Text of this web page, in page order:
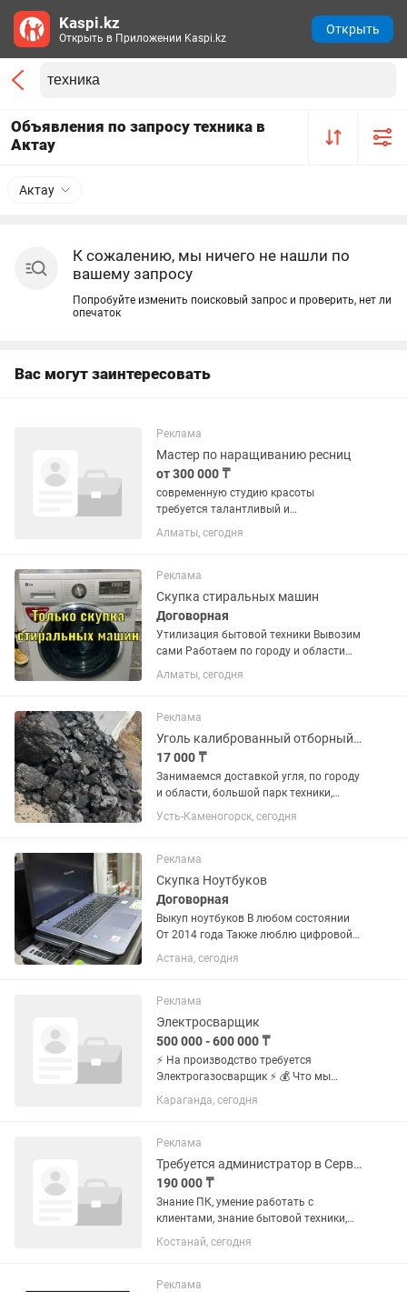
Объявления по запросу техника в
Актау
Актау
К сожалению, мы ничего не нашли по
вашему запросу
Попробуйте изменить поисковый запрос и проверить, нет ли
опечаток
Вас могут заинтересовать
Реклама
Мастер по наращиванию ресниц
от 300 000 ₸
современную студию красоты
требуется талантливый и
ответственный лашмейкер 💫
Обязанности: — Наращивание ресниц В
коррекций — Консультация клиентов
по подбору эффекта —...
Алматы, сегодня
Реклама
Скупка стиральных машин
Договорная
Утилизация бытовой техники Вывозим
сами Работаем по городу и области
продам стиральную машину автомат в
хорошем состоянии Доставка
обмен с доплатой Звоните или пишите
Алматы, сегодня
Реклама
Уголь калиброванный отборный обычный
17 000 ₸
Занимаемся доставкой угля, по городу
и области, большой парк техники,
всегда высокое качество по низким
ценам!!! Пишите звоните, обязательно
дрова сухие осина...
Усть-Каменогорск, сегодня
Реклама
Скупка Ноутбуков
Договорная
Выкуп ноутбуков В любом состоянии
От 2014 года Также люблю цифровой
технике Адрес: пр.Абая 8, ТД «Алтын», 2
этаж, 202/12 офис
Астана, сегодня
Реклама
Электросварщик
500 000 - 600 000 ₸
⚡️ На производство требуется
Электрогазосварщик ⚡️ 💰 Что мы
предлагаем: • Зарплата: от 500 000 до
600 000 тенге на руки. • Стабильность:
согласно ТК РК • Заработная...
Караганда, сегодня
Реклама
Требуется администратор в Сервисный центр ремонта техники
190 000 ₸
Знание ПК, умение работать с
клиентами, знание бытовой техники,
ответственность
Костанай, сегодня
Реклама
Kaspi.kz
Открыть в Приложении Kaspi.kz
Открыть